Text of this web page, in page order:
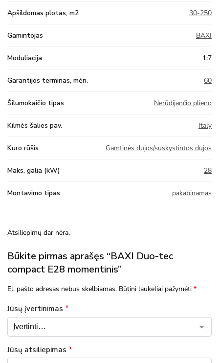
Apšildomas plotas, m2 30-250
Gamintojas BAXI
Moduliacija 1:7
Garantijos terminas, mėn. 60
Šilumokaičio tipas Nerūdijančio plieno
Kilmės šalies pav. Italy
Kuro rūšis Gamtinės dujos/suskystintos dujos
Maks. galia (kW) 28
Montavimo tipas pakabinamas
Atsiliepimų dar nėra.
Būkite pirmas aprašęs “BAXI Duo-tec
compact E28 momentinis”
El. pašto adresas nebus skelbiamas. Būtini laukeliai pažymėti *
Jūsų įvertinimas *
Jūsų atsiliepimas *